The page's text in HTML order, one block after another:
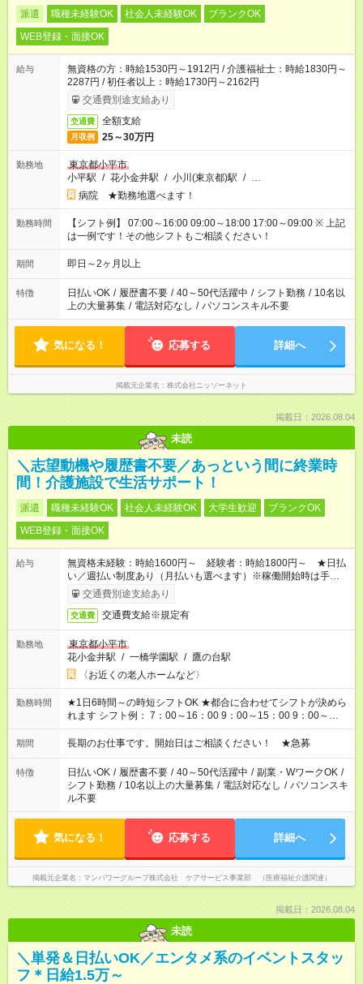
派遣 職種未経験OK 社会人未経験OK
ブランクOK
WEB登録・面接OK
給与
無資格の方：時給1530円～1912円 / 介護福祉士：時給1830円～
2287円 / 初任者以上：時給1730円～2162円
交通費別途支給あり
交通費 全額支給
月収例 25～30万円
勤務地
東京都小平市
小平駅 / 花小金井駅 / 小川(東京都)駅 / …
病院 ★勤務地選べます！
勤務時間
【シフト例】 07:00～16:00 09:00～18:00 17:00～09:00 ※ 上記
は一例です！その他シフトもご相談ください！
期間 即日～2ヶ月以上
特徴 日払いOK / 履歴書不要 / 40～50代活躍中 / シフト勤務 / 10名以
上の大量募集 / 電話対応なし / パソコンスキル不要
気になる！ 応募する 詳細へ
掲載元企業名 株式会社ニッソーネット
掲載日：2026.08.04
未読
＼志望動機や履歴書不要／あっという間に終業時
間！介護施設で生活サポート！
派遣 職種未経験OK 社会人未経験OK 大学生歓迎
ブランクOK
WEB登録・面接OK
給与
無資格未経験：時給1600円～ 経験者：時給1800円～ ★日払
い／週払い制度あり（月払いも選べます）※稼働開始時は手続き
完了次第のお支払いとなります。
交通費別途支給あり
交通費 交通費支給※規定有
勤務地
東京都小平市
花小金井駅 / 一橋学園駅 / 鷹の台駅
〈お近くの老人ホームなど〉
勤務時間
★1日6時間～の時短シフトOK ★都合に合わせてシフトが決めら
れます シフト例： 7：00～16：00 9：00～15：00 9：00～
18：00 11：00～20：00 など ※Wワークの場合、他のお仕事と
合わせ週40時間超の就業はご案内できません ※法令に基づき、
派遣法（日雇い派遣の原則禁止）により、短時間・短期間の就
業はご案内が難しい場合があります
期間 長期のお仕事です。開始日はご相談ください！ ★急募
特徴 日払いOK / 履歴書不要 / 40～50代活躍中 / 副業・WワークOK /
シフト勤務 / 10名以上の大量募集 / 電話対応なし / パソコンスキ
ル不要
気になる！ 応募する 詳細へ
掲載元企業名 マンパワーグループ株式会社 ケアサービス事業部 （医療福祉介護関連）
掲載日：2026.08.04
未読
＼単発＆日払いOK／エンタメ系のイベントスタッ
フ＊日給1.5万～